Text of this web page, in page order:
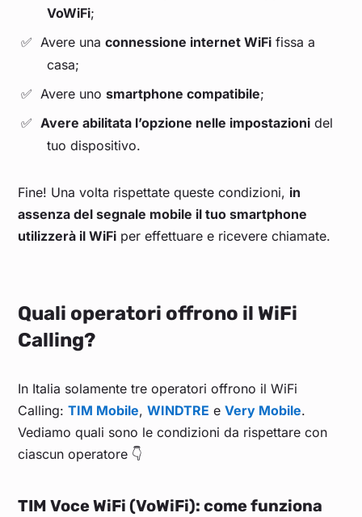
VoWiFi;
Avere una connessione internet WiFi fissa a
casa;
Avere uno smartphone compatibile;
Avere abilitata l’opzione nelle impostazioni del
tuo dispositivo.
Fine! Una volta rispettate queste condizioni, in
assenza del segnale mobile il tuo smartphone
utilizzerà il WiFi per effettuare e ricevere chiamate.
Quali operatori offrono il WiFi
Calling?
In Italia solamente tre operatori offrono il WiFi
Calling:TIM Mobile,WINDTRE eVery Mobile.
Vediamo quali sono le condizioni da rispettare con
ciascun operatore 👇
TIM Voce WiFi (VoWiFi): come funziona